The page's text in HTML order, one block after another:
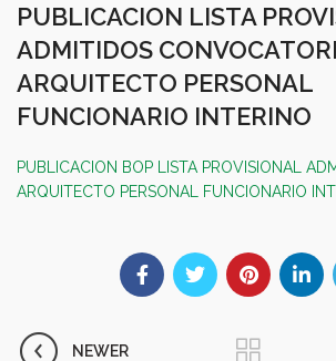
PUBLICACION LISTA
ADMITIDOS
ARQUITECTO PERSONAL
FUNCIONARIO INTERINO
PUBLICACION BOP LISTA PROVISIONAL
ARQUITECTO PERSONAL FUNCIONARIO
NEWER